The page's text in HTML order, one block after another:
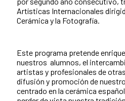
Artísticas Internacionales
Cerámica y la Fotografía.
Este programa pretende
nuestros alumnos, el
artistas y profesionales de
difusión y promoción de
centrado en la cerámica